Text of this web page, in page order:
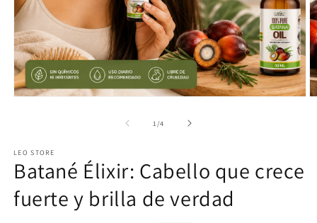
una
ventana
modal
1 /de
4
LEO STORE
Batané Élixir: Cabello que crece
fuerte y brilla de verdad